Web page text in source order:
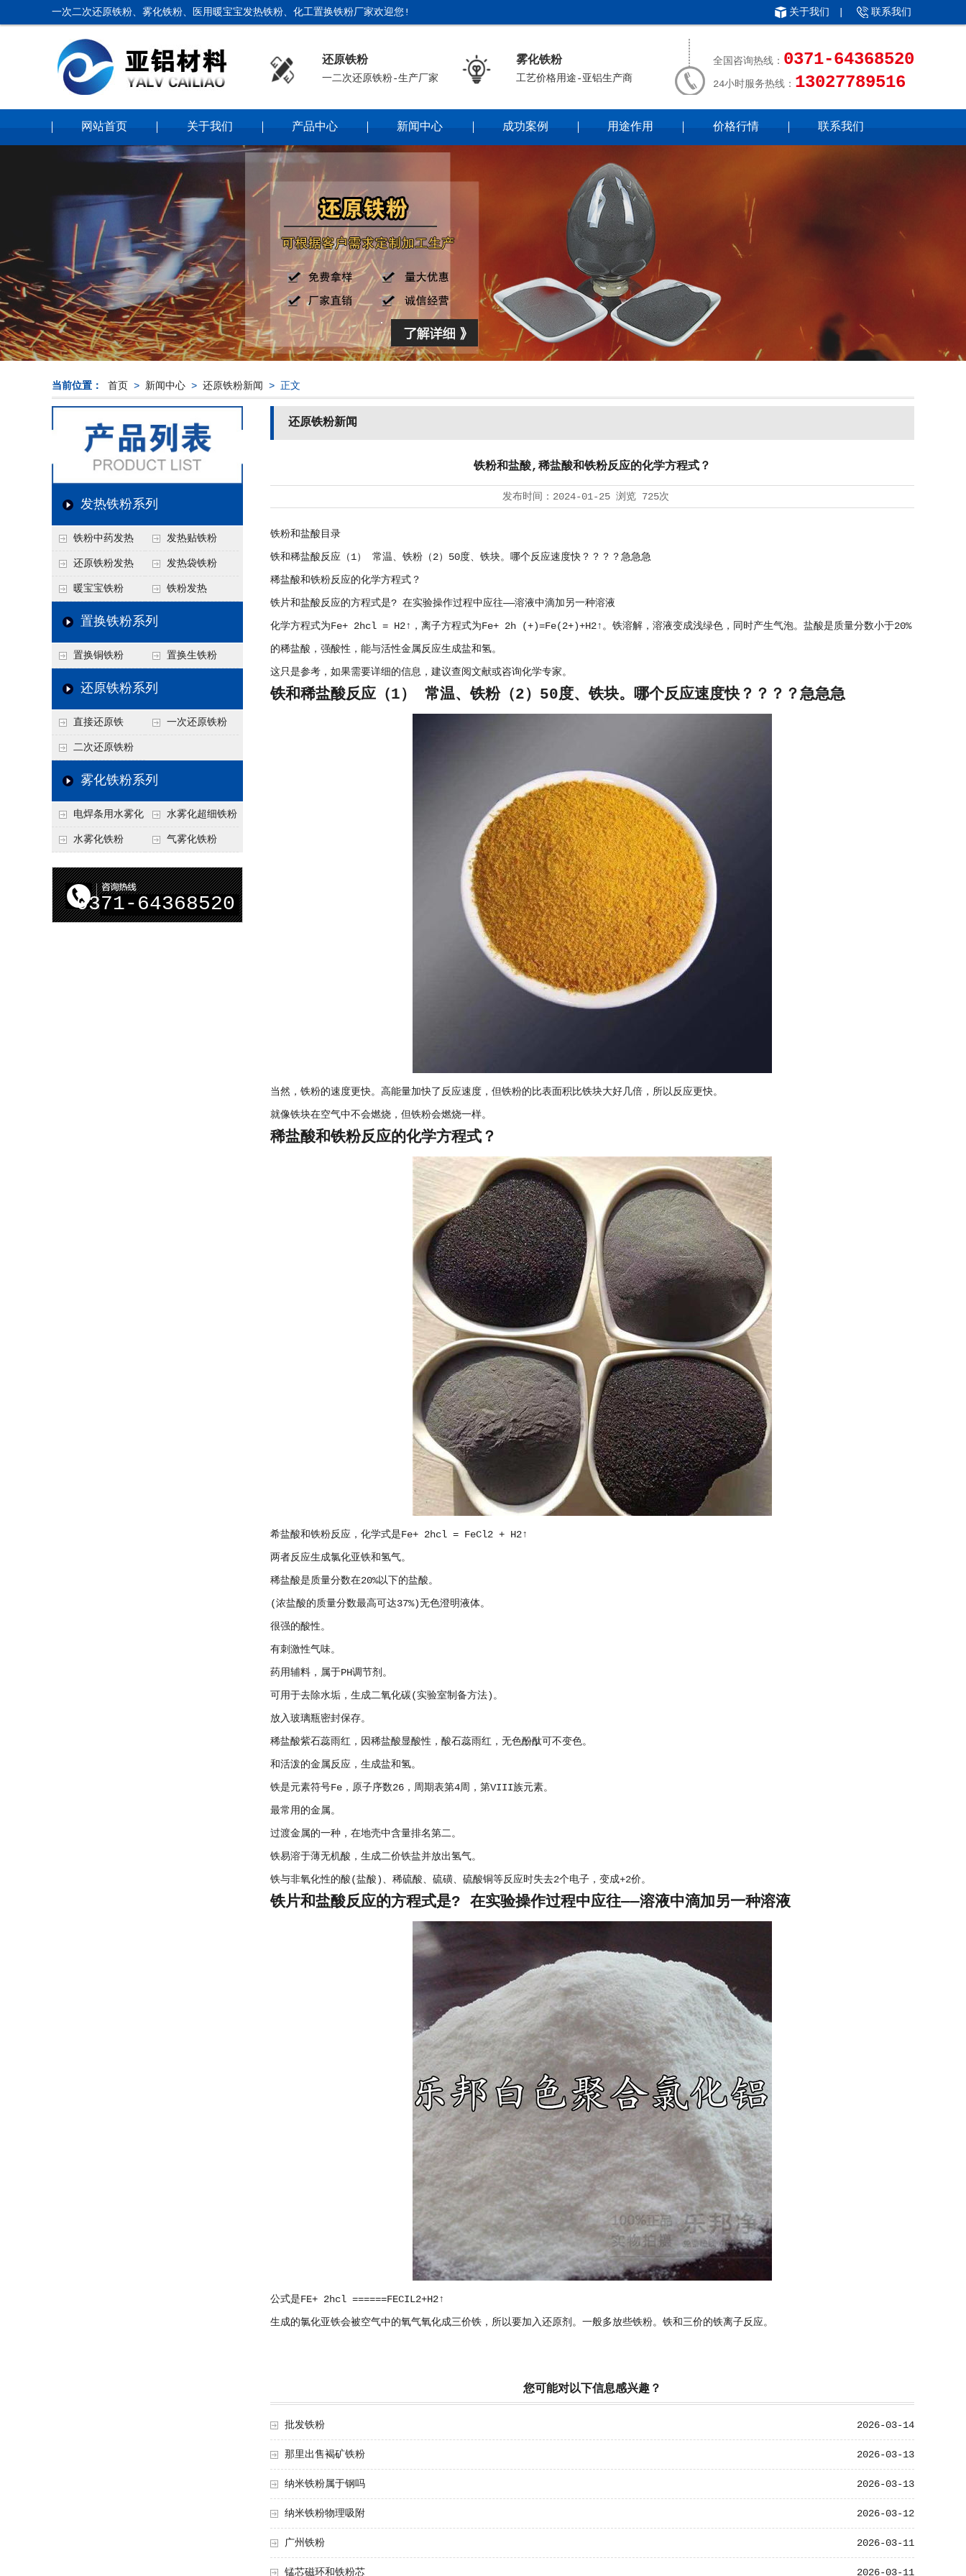
一次二次还原铁粉、雾化铁粉、医用暖宝宝发热铁粉、化工置换铁粉厂家欢迎您! 关于我们 联系我们
还原铁粉
一二次还原铁粉-生产厂家
雾化铁粉
工艺价格用途-亚铝生产商
全国咨询热线： 0371-64368520
24小时服务热线： 13027789516
网站首页 关于我们 产品中心 新闻中心 成功案例 用途作用 价格行情 联系我们
当前位置： 首页 > 新闻中心 > 还原铁粉新闻 > 正文
发热铁粉系列
铁粉中药发热 发热贴铁粉
还原铁粉发热 发热袋铁粉
暖宝宝铁粉 铁粉发热
置换铁粉系列
置换铜铁粉 置换生铁粉
还原铁粉系列
直接还原铁 一次还原铁粉
二次还原铁粉
雾化铁粉系列
电焊条用水雾化
铁粉
水雾化超细铁粉
水雾化铁粉 气雾化铁粉
0371-64368520
还原铁粉新闻
铁粉和盐酸,稀盐酸和铁粉反应的化学方程式？
发布时间： 2024-01-25 浏览 725次
铁粉和盐酸目录
铁和稀盐酸反应（1） 常温、铁粉（2）50度、铁块。哪个反应速度快？？？？急急急
稀盐酸和铁粉反应的化学方程式？
铁片和盐酸反应的方程式是? 在实验操作过程中应往——溶液中滴加另一种溶液
化学方程式为Fe+ 2hcl = H2↑，离子方程式为Fe+ 2h (+)=Fe(2+)+H2↑。铁溶解，溶液变成浅绿色，同时产生气泡。盐酸是质量分数小于20%
的稀盐酸，强酸性，能与活性金属反应生成盐和氢。
这只是参考，如果需要详细的信息，建议查阅文献或咨询化学专家。
铁和稀盐酸反应（1） 常温、铁粉（2）50度、铁块。哪个反应速度快？？？？急急急
当然，铁粉的速度更快。高能量加快了反应速度，但铁粉的比表面积比铁块大好几倍，所以反应更快。
就像铁块在空气中不会燃烧，但铁粉会燃烧一样。
稀盐酸和铁粉反应的化学方程式？
希盐酸和铁粉反应，化学式是Fe+ 2hcl = FeCl2 + H2↑
两者反应生成氯化亚铁和氢气。
稀盐酸是质量分数在20%以下的盐酸。
(浓盐酸的质量分数最高可达37%)无色澄明液体。
很强的酸性。
有刺激性气味。
药用辅料，属于PH调节剂。
可用于去除水垢，生成二氧化碳(实验室制备方法)。
放入玻璃瓶密封保存。
稀盐酸紫石蕊雨红，因稀盐酸显酸性，酸石蕊雨红，无色酚酞可不变色。
和活泼的金属反应，生成盐和氢。
铁是元素符号Fe，原子序数26，周期表第4周，第VIII族元素。
最常用的金属。
过渡金属的一种，在地壳中含量排名第二。
铁易溶于薄无机酸，生成二价铁盐并放出氢气。
铁与非氧化性的酸(盐酸)、稀硫酸、硫磺、硫酸铜等反应时失去2个电子，变成+2价。
铁片和盐酸反应的方程式是? 在实验操作过程中应往——溶液中滴加另一种溶液
公式是FE+ 2hcl ======FECIL2+H2↑
生成的氯化亚铁会被空气中的氧气氧化成三价铁，所以要加入还原剂。一般多放些铁粉。铁和三价的铁离子反应。
您可能对以下信息感兴趣？
2026-03-14
批发铁粉
2026-03-13
那里出售褐矿铁粉
2026-03-13
纳米铁粉属于钢吗
2026-03-12
纳米铁粉物理吸附
2026-03-11
广州铁粉
2026-03-11
锰芯磁环和铁粉芯